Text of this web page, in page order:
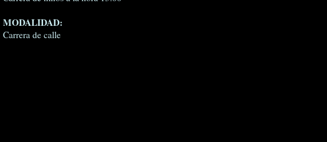
MODALIDAD:
Carrera de calle